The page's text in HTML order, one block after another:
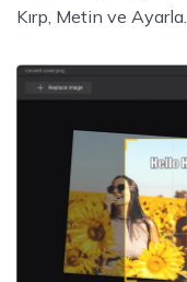
Kırp, Metin ve Ayarla.